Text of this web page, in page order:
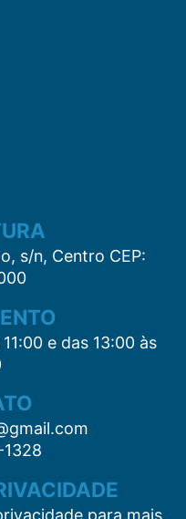
s/n, Centro CEP:
e das 13:00 às
para mais